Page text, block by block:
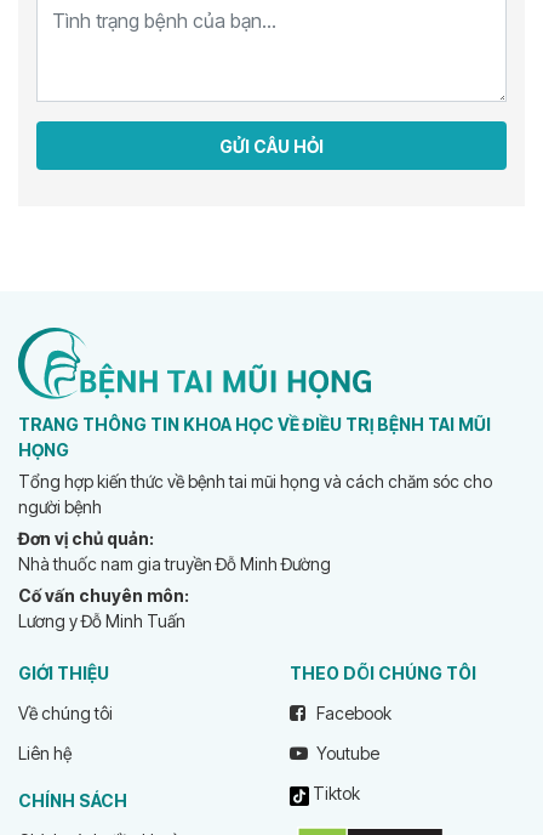
GỬI CÂU HỎI
TRANG THÔNG TIN KHOA HỌC VỀ ĐIỀU TRỊ BỆNH TAI MŨI
HỌNG
Tổng hợp kiến thức về bệnh tai mũi họng và cách chăm sóc cho
người bệnh
Đơn vị chủ quản:
Nhà thuốc nam gia truyền Đỗ Minh Đường
Cố vấn chuyên môn:
Lương y Đỗ Minh Tuấn
GIỚI THIỆU
Về chúng tôi
Liên hệ
CHÍNH SÁCH
THEO DÕI CHÚNG TÔI
Facebook
Youtube
Tiktok